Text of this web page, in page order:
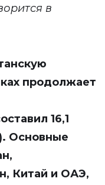
в
продолжает
16,1
Основные
Китай и ОАЭ,